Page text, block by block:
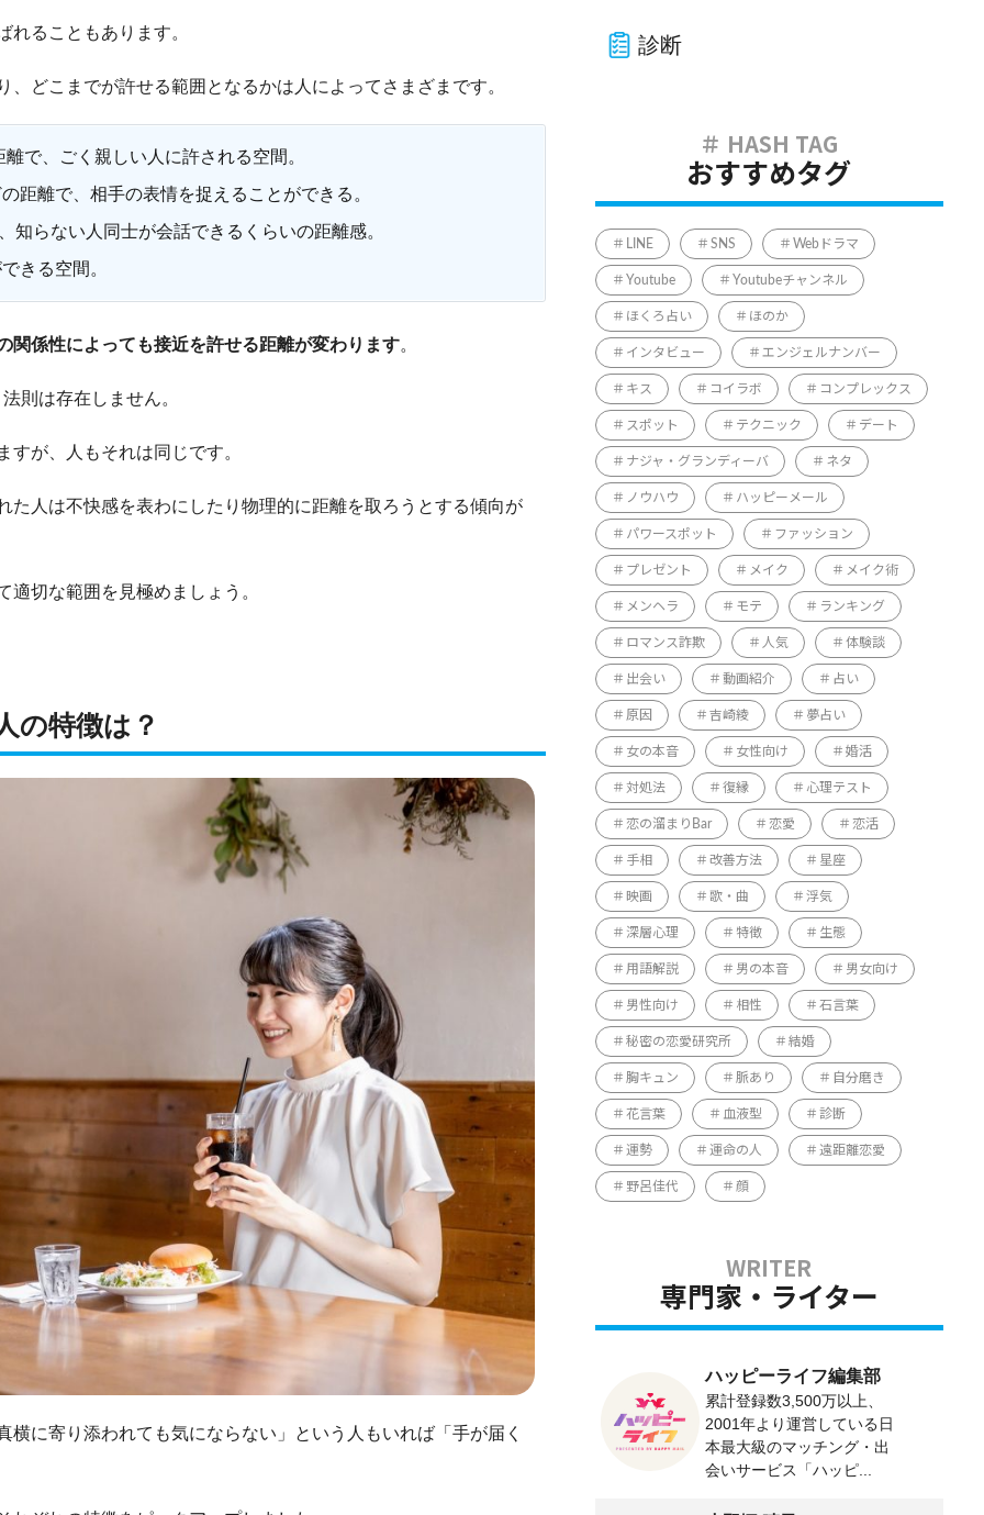
ることもあります。
どこまでが許せる範囲となるかは人によってさまざまです。
で、ごく親しい人に許される空間。
距離で、相手の表情を捉えることができる。
知らない人同士が会話できるくらいの距離感。
きる空間。
関係性によっても接近を許せる距離が変わります。
則は存在しません。
が、人もそれは同じです。
た人は不快感を表わにしたり物理的に距離を取ろうとする傾向が
切な範囲を見極めましょう。
の特徴は？
に寄り添われても気にならない」という人もいれば「手が届く
診断
おすすめタグ
LINE SNS Webドラマ
Youtube Youtubeチャンネル
ほくろ占い ほのか
インタビュー エンジェルナンバー
キス コイラボ コンプレックス
スポット テクニック デート
ナジャ・グランディーバ ネタ
ノウハウ ハッピーメール
パワースポット ファッション
プレゼント メイク メイク術
メンヘラ モテ ランキング
ロマンス詐欺 人気 体験談
出会い 動画紹介 占い
原因 吉崎綾 夢占い
女の本音 女性向け 婚活
対処法 復縁 心理テスト
恋の溜まりBar 恋愛 恋活
手相 改善方法 星座
映画 歌・曲 浮気
深層心理 特徴 生態
用語解説 男の本音 男女向け
男性向け 相性 石言葉
秘密の恋愛研究所 結婚
胸キュン 脈あり 自分磨き
花言葉 血液型 診断
運勢 運命の人 遠距離恋愛
野呂佳代 顔
専門家・ライター
ハッピーライフ編集部
累計登録数3,500万以上、
2001年より運営している日
本最大級のマッチング・出
会いサービス「ハッピ...